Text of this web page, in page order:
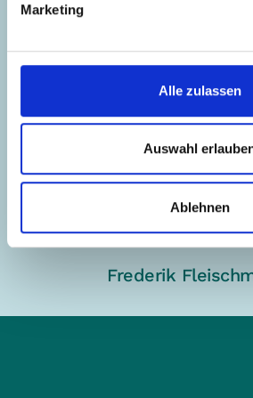
Marketing
Alle zulassen
Auswahl
Ablehnen
Frederik